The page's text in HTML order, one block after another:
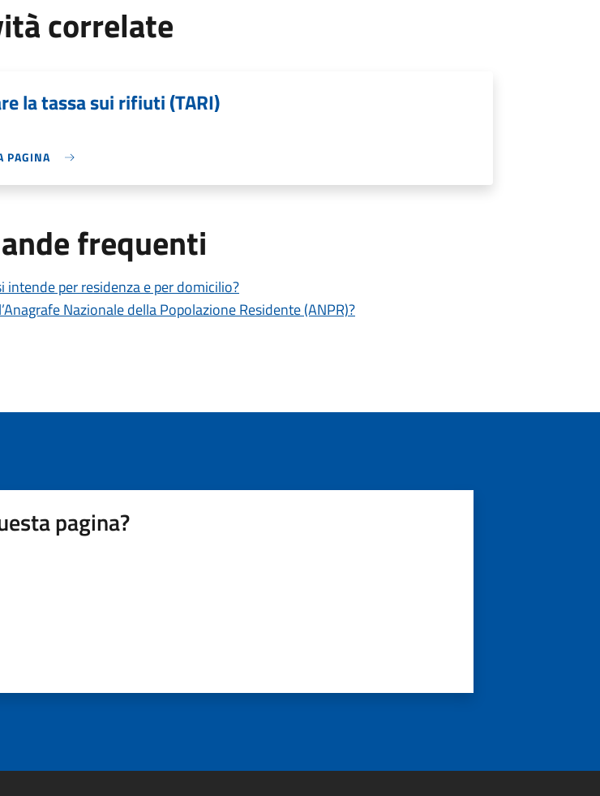
correlate
la tassa sui rifiuti (TARI)
PAGINA
frequenti
intende per residenza e per domicilio?
Nazionale della Popolazione Residente (ANPR)?
pagina?